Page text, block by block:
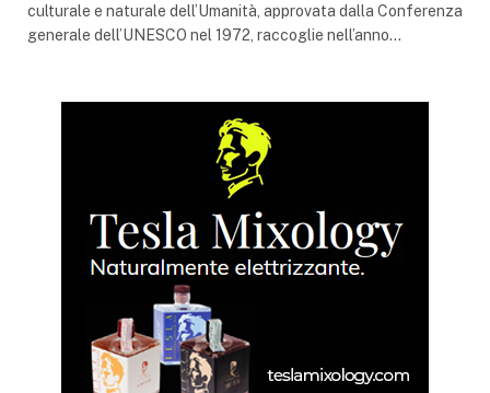
culturale e naturale dell’Umanità, approvata dalla Conferenza
generale dell’UNESCO nel 1972, raccoglie nell’anno…